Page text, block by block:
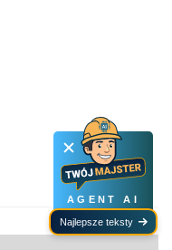
AGENT AI
Najlepsze teksty